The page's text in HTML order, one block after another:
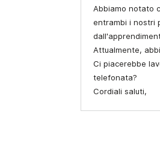
Abbiamo notato
entrambi i nostri
Attualmente,
Ci piacerebbe
telefonata?
Cordiali saluti,